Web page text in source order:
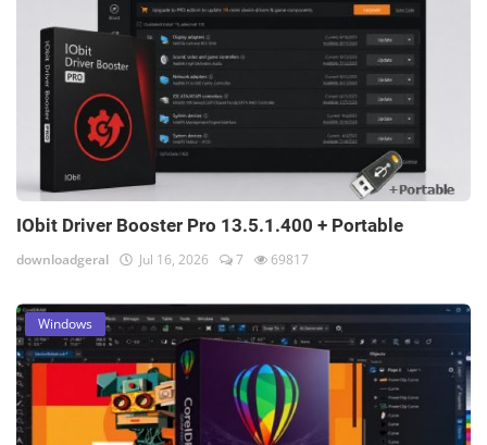
IObit Driver Booster Pro 13.5.1.400 + Portable
downloadgeral Jul 16, 2026 7 69817
Windows